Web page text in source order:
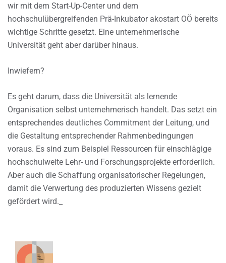
wir mit dem Start-Up-Center und dem
hochschulübergreifenden Prä-Inkubator akostart OÖ bereits
wichtige Schritte gesetzt. Eine unternehmerische
Universität geht aber darüber hinaus.
Inwiefern?
Es geht darum, dass die Universität als lernende
Organisation selbst unternehmerisch handelt. Das setzt ein
entsprechendes deutliches Commitment der Leitung, und
die Gestaltung entsprechender Rahmenbedingungen
voraus. Es sind zum Beispiel Ressourcen für einschlägige
hochschulweite Lehr- und Forschungsprojekte erforderlich.
Aber auch die Schaffung organisatorischer Regelungen,
damit die Verwertung des produzierten Wissens gezielt
gefördert wird._